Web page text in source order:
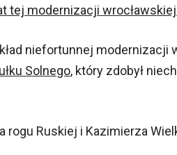
tej modernizacji
niefortunnej modernizacji
Solnego, który zdobył